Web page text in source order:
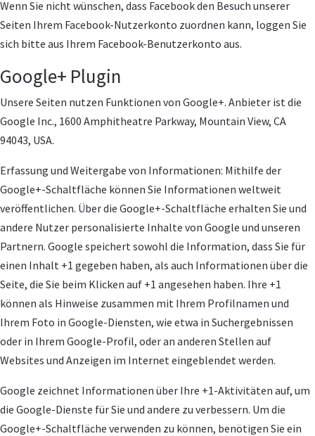
Wenn Sie nicht wünschen, dass Facebook den Besuch unserer
Seiten Ihrem Facebook-Nutzerkonto zuordnen kann, loggen Sie
sich bitte aus Ihrem Facebook-Benutzerkonto aus.
Google+ Plugin
Unsere Seiten nutzen Funktionen von Google+. Anbieter ist die
Google Inc., 1600 Amphitheatre Parkway, Mountain View, CA
94043, USA.
Erfassung und Weitergabe von Informationen: Mithilfe der
Google+-Schaltfläche können Sie Informationen weltweit
veröffentlichen. Über die Google+-Schaltfläche erhalten Sie und
andere Nutzer personalisierte Inhalte von Google und unseren
Partnern. Google speichert sowohl die Information, dass Sie für
einen Inhalt +1 gegeben haben, als auch Informationen über die
Seite, die Sie beim Klicken auf +1 angesehen haben. Ihre +1
können als Hinweise zusammen mit Ihrem Profilnamen und
Ihrem Foto in Google-Diensten, wie etwa in Suchergebnissen
oder in Ihrem Google-Profil, oder an anderen Stellen auf
Websites und Anzeigen im Internet eingeblendet werden.
Google zeichnet Informationen über Ihre +1-Aktivitäten auf, um
die Google-Dienste für Sie und andere zu verbessern. Um die
Google+-Schaltfläche verwenden zu können, benötigen Sie ein